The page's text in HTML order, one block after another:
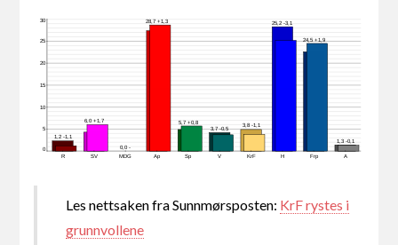
1,2 -1,1
6,0 +1,7
0,0 -
28,7 +1,3
5,7 +0,8
3,7 -0,5
3,8 -1,1
25,2 -3,1
24,5 +1,9
1,3 -0,1
R SV MDG Ap Sp V KrF H Frp A
0
5
10
15
20
25
30
Les nettsaken fra Sunnmørsposten: KrF rystes i
grunnvollene